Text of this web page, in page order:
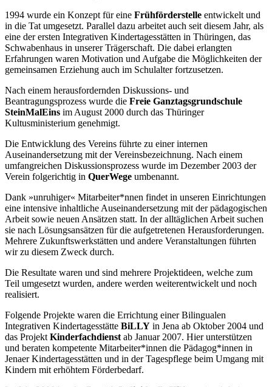
1994 wurde ein Konzept für eine Frühförderstelle entwickelt und
in die Tat umgesetzt. Parallel dazu arbeitet auch seit diesem Jahr, als
eine der ersten Integrativen Kindertagesstätten in Thüringen, das
Schwabenhaus in unserer Trägerschaft. Die dabei erlangten
Erfahrungen waren Motivation und Aufgabe die Möglichkeiten der
gemeinsamen Erziehung auch im Schulalter fortzusetzen.
Nach einem herausfordernden Diskussions- und
Beantragungsprozess wurde die Freie Ganztagsgrundschule
SteinMalEins im August 2000 durch das Thüringer
Kultusministerium genehmigt.
Die Entwicklung des Vereins führte zu einer internen
Auseinandersetzung mit der Vereinsbezeichnung. Nach einem
umfangreichen Diskussionsprozess wurde im Dezember 2003 der
Verein folgerichtig in QuerWege umbenannt.
Dank »unruhiger« Mitarbeiter*nnen findet in unseren Einrichtungen
eine intensive inhaltliche Auseinandersetzung mit der pädagogischen
Arbeit sowie neuen Ansätzen statt. In der alltäglichen Arbeit suchen
sie nach Lösungsansätzen für die aufgetretenen Herausforderungen.
Mehrere Zukunftswerkstätten und andere Veranstaltungen führten
wir zu diesem Zweck durch.
Die Resultate waren und sind mehrere Projektideen, welche zum
Teil umgesetzt wurden, andere werden weiterentwickelt und noch
realisiert.
Folgende Projekte waren die Errichtung einer Bilingualen
Integrativen Kindertagesstätte BiLLY in Jena ab Oktober 2004 und
das Projekt Kinderfachdienst ab Januar 2007. Hier unterstützen
und beraten kompetente Mitarbeiter*innen die Pädagog*innen in
Jenaer Kindertagesstätten und in der Tagespflege beim Umgang mit
Kindern mit erhöhtem Förderbedarf.